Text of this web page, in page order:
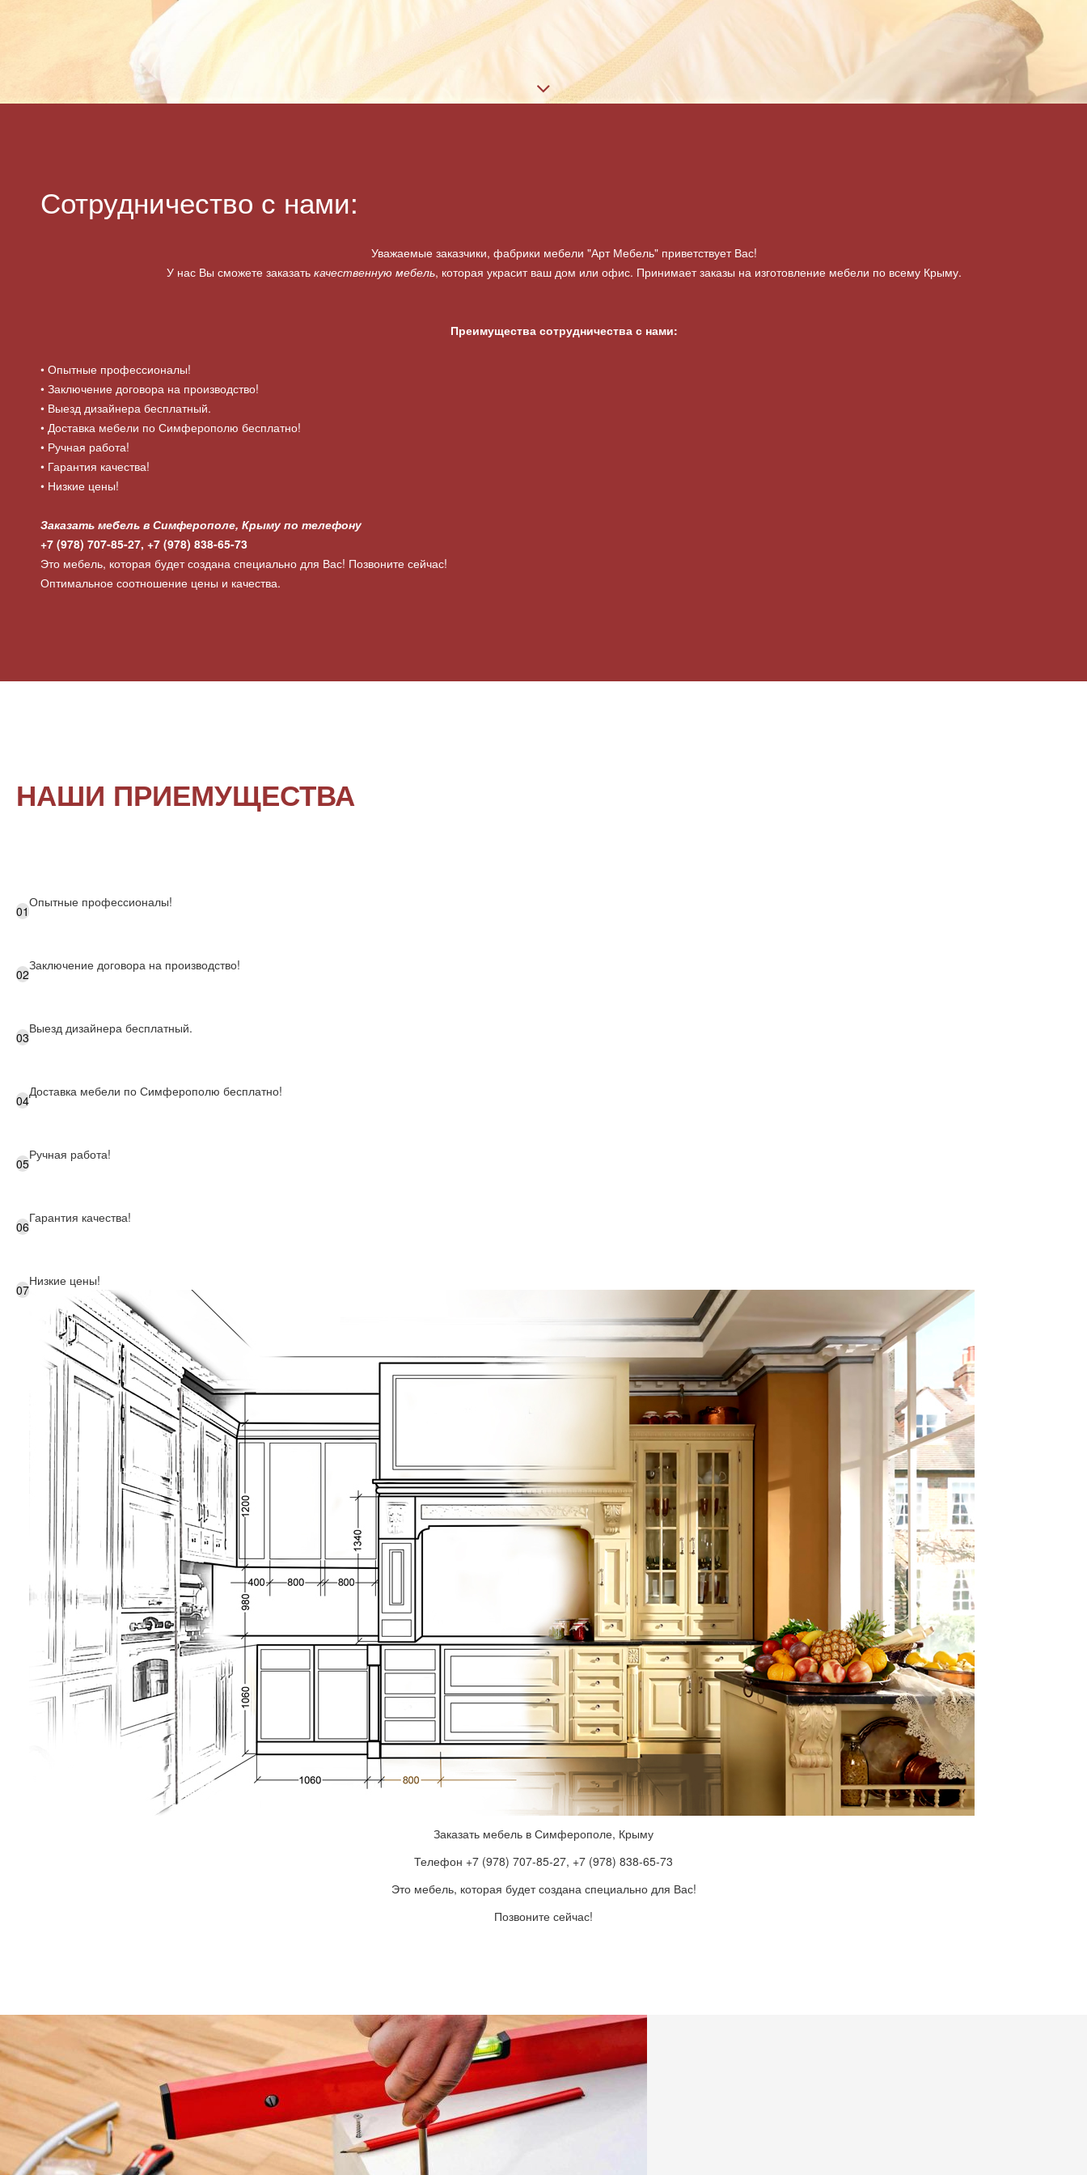
Сотрудничество с нами:
Уважаемые заказчики, фабрики мебели "Арт Мебель" приветствует Вас!
У нас Вы сможете заказать качественную мебель, которая украсит ваш дом или офис. Принимает заказы на изготовление мебели по всему Крыму.
Преимущества сотрудничества с нами:
• Опытные профессионалы!
• Заключение договора на производство!
• Выезд дизайнера бесплатный.
• Доставка мебели по Симферополю бесплатно!
• Ручная работа!
• Гарантия качества!
• Низкие цены!
Заказать мебель в Симферополе, Крыму по телефону
+7 (978) 707-85-27, +7 (978) 838-65-73
Это мебель, которая будет создана специально для Вас! Позвоните сейчас!
Оптимальное соотношение цены и качества.
НАШИ ПРИЕМУЩЕСТВА
01
Опытные профессионалы!
02
Заключение договора на производство!
03
Выезд дизайнера бесплатный.
04
Доставка мебели по Симферополю бесплатно!
05
Ручная работа!
06
Гарантия качества!
07
Низкие цены!
Заказать мебель в Симферополе, Крыму
Телефон +7 (978) 707-85-27, +7 (978) 838-65-73
Это мебель, которая будет создана специально для Вас!
Позвоните сейчас!